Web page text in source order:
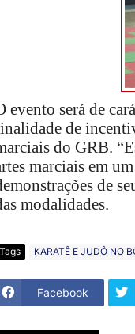
evento será de
de
do GRB.
marciais em
de
modalidades.
Tags KARATÊ E JUDÔ NO
Facebook